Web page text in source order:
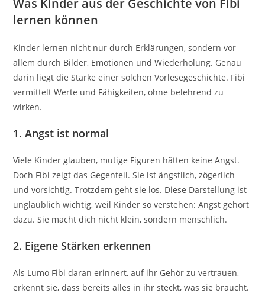
Was Kinder aus der Geschichte von Fibi
lernen können
Kinder lernen nicht nur durch Erklärungen, sondern vor
allem durch Bilder, Emotionen und Wiederholung. Genau
darin liegt die Stärke einer solchen Vorlesegeschichte. Fibi
vermittelt Werte und Fähigkeiten, ohne belehrend zu
wirken.
1. Angst ist normal
Viele Kinder glauben, mutige Figuren hätten keine Angst.
Doch Fibi zeigt das Gegenteil. Sie ist ängstlich, zögerlich
und vorsichtig. Trotzdem geht sie los. Diese Darstellung ist
unglaublich wichtig, weil Kinder so verstehen: Angst gehört
dazu. Sie macht dich nicht klein, sondern menschlich.
2. Eigene Stärken erkennen
Als Lumo Fibi daran erinnert, auf ihr Gehör zu vertrauen,
erkennt sie, dass bereits alles in ihr steckt, was sie braucht.